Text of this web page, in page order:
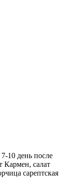
10 день после
Кармен, салат
сарептская